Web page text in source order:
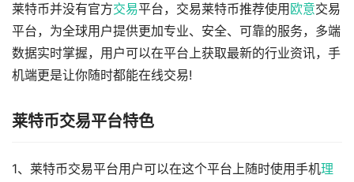
莱特币并没有官方交易平台，交易莱特币推荐使用 欧意交易
平台，为全球用户提供更加专业、安全、可靠的服务，多端
数据实时掌握，用户可以在平台上获取最新的行业资讯，手
机端更是让你随时都能在线交易!
莱特币交易平台特色
1、莱特币交易平台用户可以在这个平台上随时使用手机理